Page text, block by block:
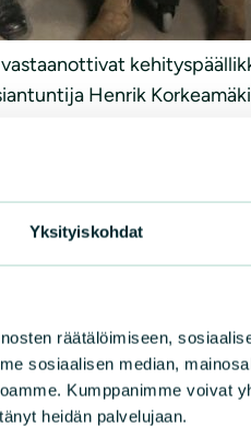
Yksityiskohdat
räätälöimiseen,
sosiaalisen median,
Kumppanimme voivat
heidän palvelujaan.
Henrik
koostuu kanta-